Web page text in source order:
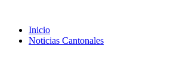
Inicio
Noticias Cantonales